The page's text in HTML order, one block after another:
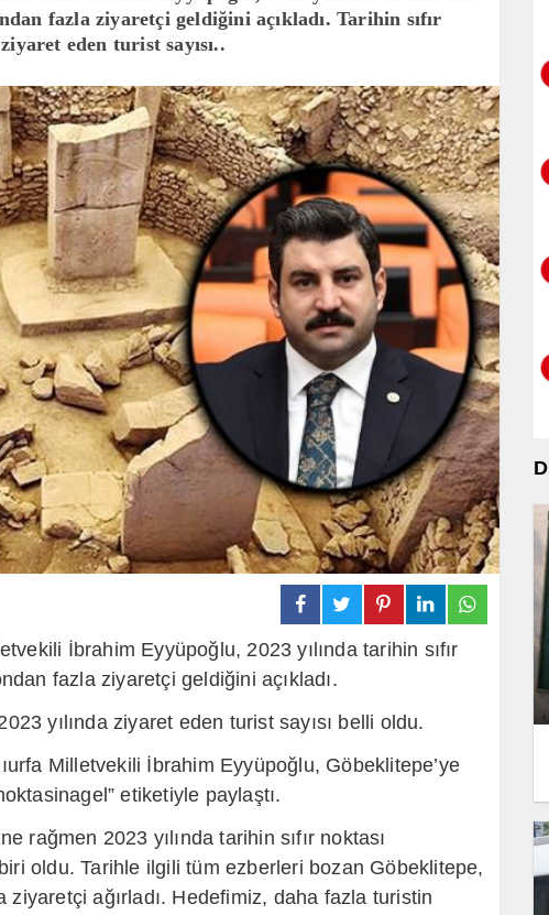
fazla ziyaretçi geldiğini açıkladı. Tarihin sıfır
eden turist sayısı..
İbrahim Eyyüpoğlu, 2023 yılında tarihin sıfır
fazla ziyaretçi geldiğini açıkladı.
yılında ziyaret eden turist sayısı belli oldu.
Milletvekili İbrahim Eyyüpoğlu, Göbeklitepe’ye
etiketiyle paylaştı.
rağmen 2023 yılında tarihin sıfır noktası
oldu. Tarihle ilgili tüm ezberleri bozan Göbeklitepe,
ziyaretçi ağırladı. Hedefimiz, daha fazla turistin